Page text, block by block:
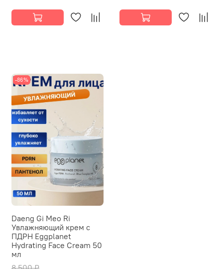
-86%
Daeng Gi Meo Ri
Увлажняющий крем с
ПДРН Eggplanet
Hydrating Face Cream 50
мл